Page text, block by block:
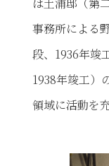
事務所による
段、1936年竣
1938年竣工）
領域に活動を